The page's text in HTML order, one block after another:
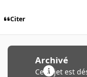
Citer
Archivé
Ce sujet est